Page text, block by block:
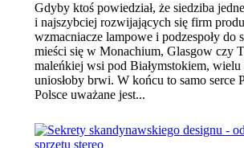
Gdyby ktoś powiedział, że siedziba
i najszybciej rozwijających się firm
wzmacniacze lampowe i podzespoły do
mieści się w Monachium, Glasgow czy
maleńkiej wsi pod Białymstokiem,
uniosłoby brwi. W końcu to samo serce
Polsce uważane jest...